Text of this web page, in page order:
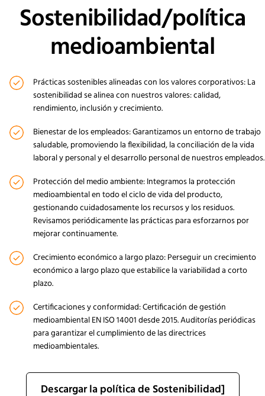
Sostenibilidad/política
medioambiental
Prácticas sostenibles alineadas con los valores corporativos: La
sostenibilidad se alinea con nuestros valores: calidad,
rendimiento, inclusión y crecimiento.
Bienestar de los empleados: Garantizamos un entorno de trabajo
saludable, promoviendo la flexibilidad, la conciliación de la vida
laboral y personal y el desarrollo personal de nuestros empleados.
Protección del medio ambiente: Integramos la protección
medioambiental en todo el ciclo de vida del producto,
gestionando cuidadosamente los recursos y los residuos.
Revisamos periódicamente las prácticas para esforzarnos por
mejorar continuamente.
Crecimiento económico a largo plazo: Perseguir un crecimiento
económico a largo plazo que estabilice la variabilidad a corto
plazo.
Certificaciones y conformidad: Certificación de gestión
medioambiental EN ISO 14001 desde 2015. Auditorías periódicas
para garantizar el cumplimiento de las directrices
medioambientales.
Descargar la política de Sostenibilidad]